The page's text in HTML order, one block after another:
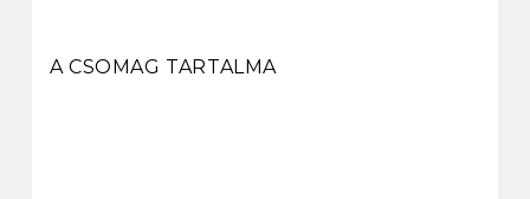
A CSOMAG TARTALMA